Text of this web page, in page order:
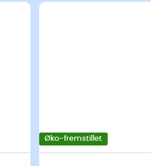
Øko-fremstillet